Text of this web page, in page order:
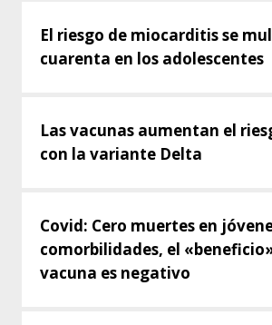
El riesgo de miocarditis se
cuarenta en los adolescentes
Las vacunas aumentan el
con la variante Delta
Covid: Cero muertes en
comorbilidades, el
vacuna es negativo